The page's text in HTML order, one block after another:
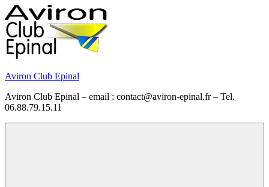
Skip
to
content
Aviron Club Epinal
Aviron Club Epinal – email : contact@aviron-epinal.fr – Tel.
06.88.79.15.11